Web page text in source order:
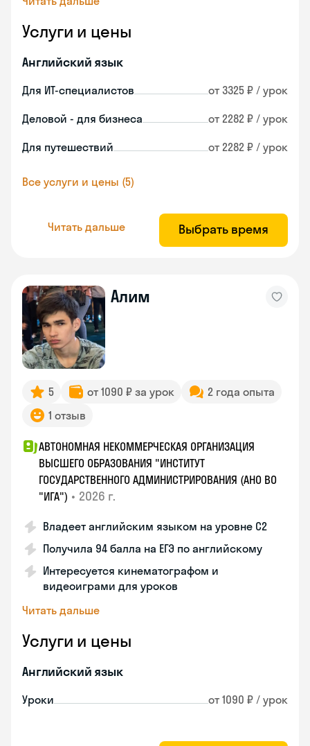
Услуги и цены
Английский язык
Для ИТ-специалистов от 3325 ₽ / урок
Деловой - для бизнеса от 2282 ₽ / урок
Для путешествий от 2282 ₽ / урок
Все услуги и цены (5)
Читать дальше Выбрать время
Алим
5 от 1090 ₽ за урок
2 года опыта
1 отзыв
АВТОНОМНАЯ НЕКОММЕРЧЕСКАЯ ОРГАНИЗАЦИЯ
ВЫСШЕГО ОБРАЗОВАНИЯ "ИНСТИТУТ
ГОСУДАРСТВЕННОГО АДМИНИСТРИРОВАНИЯ (АНО ВО
"ИГА") • 2026 г.
Владеет английским языком на уровне С2
Получила 94 балла на ЕГЭ по английскому
Интересуется кинематографом и
видеоиграми для уроков
Читать дальше
Услуги и цены
Английский язык
Уроки от 1090 ₽ / урок